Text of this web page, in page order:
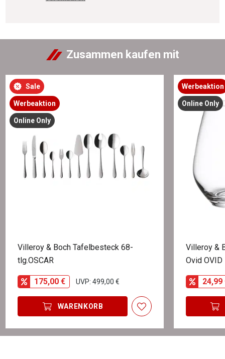
Zusammen kaufen mit
Sale
Werbeaktion
Online Only
Villeroy & Boch Tafelbesteck 68-
tlg.OSCAR
175,00 € UVP: 499,00 €
WARENKORB
Werbeaktion
Online Only
Villeroy &
Ovid OVID
24,99